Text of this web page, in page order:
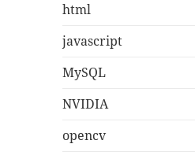
html
javascript
MySQL
NVIDIA
opencv